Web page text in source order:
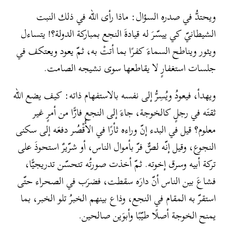
ويحتدُّ في صدره السؤال: ماذا رأى الله في ذلك النبت
الشيطانيّ كي ييسّرَ له قيادةَ النجع بمباركة الدولة؟! يتساءل
ويثور ويناطح السماءَ كفرًا بما أتتْ به، ثمّ يعود ويعتكف في
جلسات استغفارٍ لا يقاطعها سوى نشيجه الصامت.
ويهدأ، فيعودُ ويُسِرُّ إلى نفسه بالاستفهام ذاته: كيف يضع الله
ثقتَه في رجلٍ كالخوجة، جاءَ إلى النجع فارًّا من أمرٍ غير
معلوم؟ قيل في البدء إنّ وراءه ثأرًا في الأُقْصُر دفعَه إلى سكنى
النجوع، وقيل إنّه لصٌّ فرّ بأموال الناس، أو شرّيرٌ استحوذَ على
تركة أبيه وسرق إخوته. ثمّ أخذت صورتُه تتحسّن تدريجيًّا،
فشاعَ بين الناس أنّ دارَه سقطت، فضرَب في الصحراء حتّى
استقرّ به المقام في النجع، وذاع بينهم الخبرُ تلو الخبر، بما
يمنح الخوجة أصلًا طيّبًا وأبوَين صالحين.